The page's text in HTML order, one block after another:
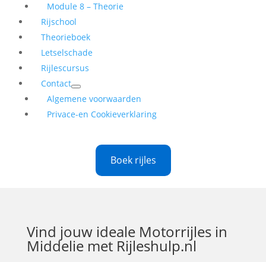
Module 8 – Theorie
Rijschool
Theorieboek
Letselschade
Rijlescursus
Contact
Algemene voorwaarden
Privace-en Cookieverklaring
Boek rijles
Vind jouw ideale Motorrijles in
Middeliemet Rijleshulp.nl